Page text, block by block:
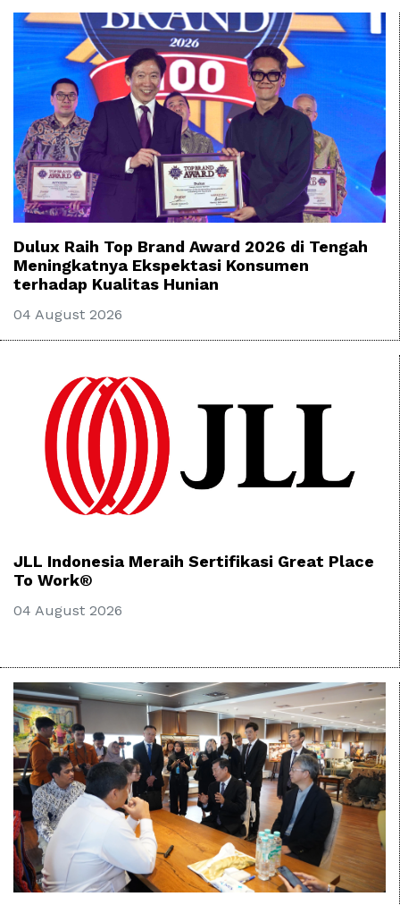
Dulux Raih Top Brand Award 2026 di Tengah
Meningkatnya Ekspektasi Konsumen
terhadap Kualitas Hunian
04 August 2026
JLL Indonesia Meraih Sertifikasi Great Place
To Work®
04 August 2026